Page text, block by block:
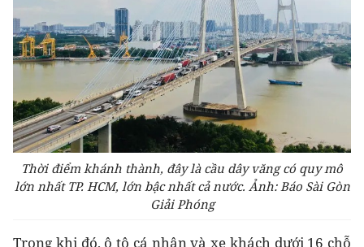
Thời điểm khánh thành, đây là cầu dây văng có quy mô
lớn nhất TP. HCM, lớn bậc nhất cả nước. Ảnh: Báo Sài Gòn
Giải Phóng
Trong khi đó, ô tô cá nhân và xe khách dưới 16 chỗ